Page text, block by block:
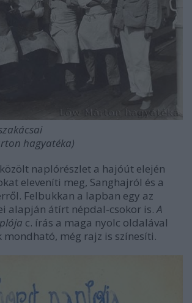
hagyatéka)
naplórészlet a hajóút elején
eleveníti meg, Sanghajról és a
Felbukkan a lapban egy az
alapján átírt népdal-csokor is.A
c. írás a maga nyolc oldalával
mondható, még rajz is színesíti.